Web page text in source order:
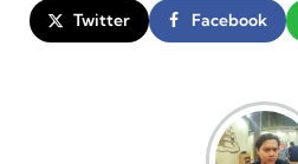
Twitter Facebook